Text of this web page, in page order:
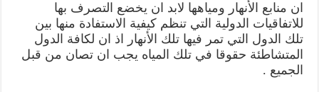
ان منابع الأنهار ومياهها لابد ان يخضع التصرف بها
للاتفاقيات الدولية التي تنظم كيفية الاستفادة منها بين
تلك الدول التي تمر فيها تلك الأنهار اذ ان لكافة الدول
المتشاطئة حقوقا في تلك المياه يجب ان تصان من قبل
الجميع .